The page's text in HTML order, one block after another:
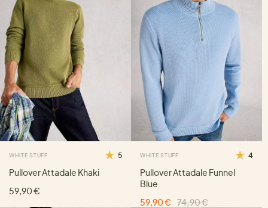
WHITE STUFF 5
Pullover Attadale Khaki
59,90 €
WHITE STUFF 4
Pullover Attadale Funnel
Blue
59,90 €
74,90 €